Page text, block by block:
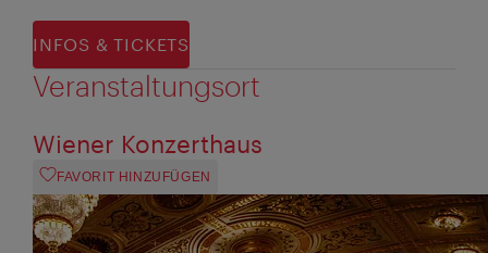
INFOS & TICKETS
Veranstaltungsort
Wiener Konzerthaus
FAVORIT HINZUFÜGEN